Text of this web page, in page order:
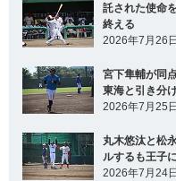
託された使命
終える
2026年7月26日
宮下隼輔が同
東海と引き分
2026年7月25日
丸木悠汰と松
ルするも王子
2026年7月24日